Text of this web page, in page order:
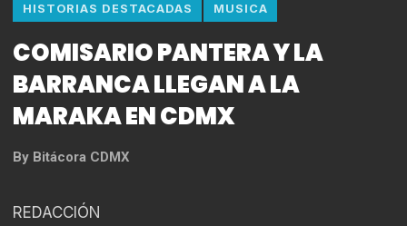
HISTORIAS DESTACADAS MUSICA
COMISARIO PANTERA Y LA
BARRANCA LLEGAN A LA
MARAKA EN CDMX
By Bitácora CDMX
REDACCIÓN